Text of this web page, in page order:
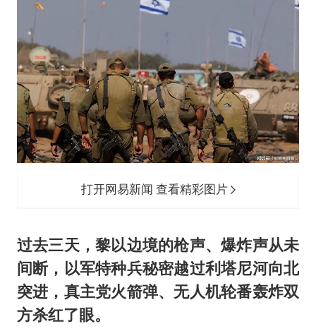
乐享全民健身 共筑健康中国
打开网易新闻 查看精彩图片
过去三天，黎以边境的枪声、爆炸声从未
间断，以军特种兵秘密越过利塔尼河向北
突进，真主党火箭弹、无人机轮番轰炸双
方杀红了眼。